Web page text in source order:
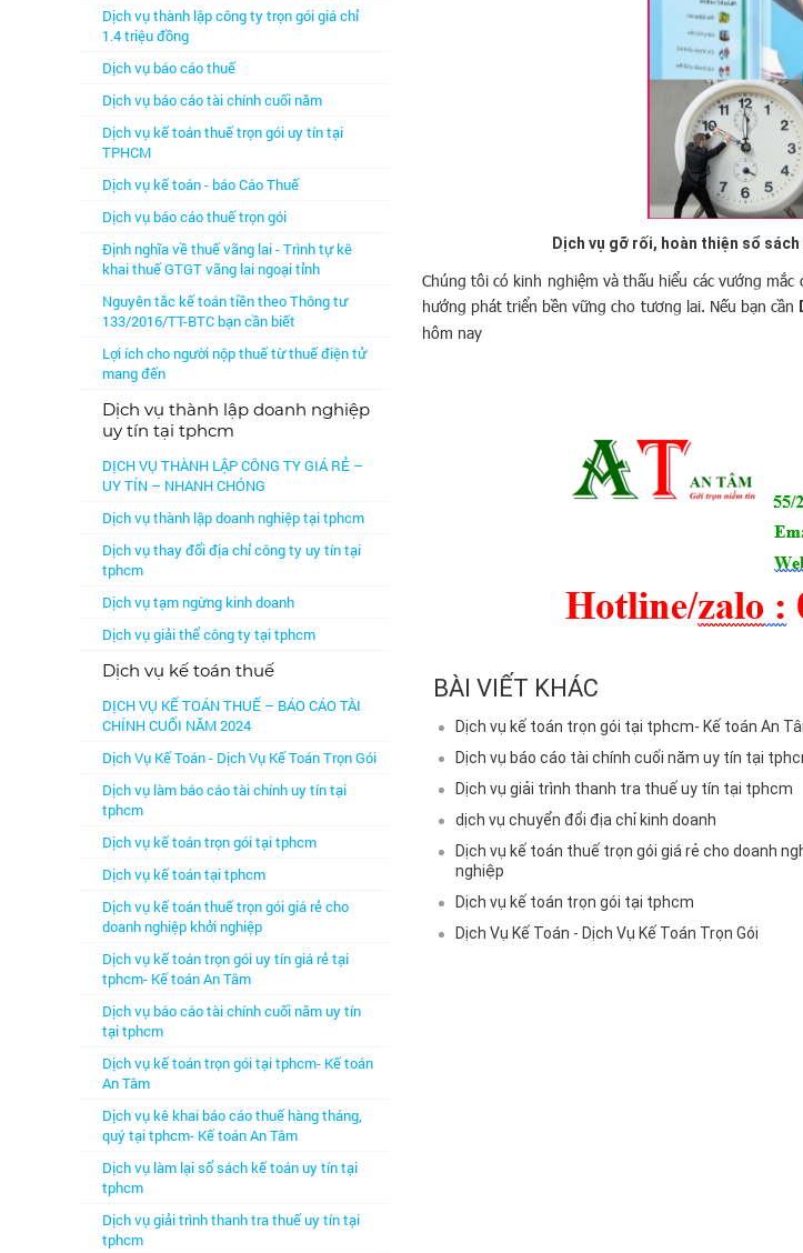
Dịch vụ thành lập công ty trọn gói giá chỉ
1.4 triệu đồng
Dịch vụ báo cáo thuế
Dịch vụ báo cáo tài chính cuối năm
Dịch vụ kế toán thuế trọn gói uy tín tại
TPHCM
Dịch vụ kế toán - báo Cáo Thuế
Dịch vụ báo cáo thuế trọn gói
Định nghĩa về thuế vãng lai - Trình tự kê
khai thuế GTGT vãng lai ngoại tỉnh
Nguyên tắc kế toán tiền theo Thông tư
133/2016/TT-BTC bạn cần biết
Lợi ích cho người nộp thuế từ thuế điện tử
mang đến
Dịch vụ thành lập doanh nghiệp
uy tín tại tphcm
DỊCH VỤ THÀNH LẬP CÔNG TY GIÁ RẺ –
UY TÍN – NHANH CHÓNG
Dịch vụ thành lập doanh nghiệp tại tphcm
Dịch vụ thay đổi địa chỉ công ty uy tín tại
tphcm
Dịch vụ tạm ngừng kinh doanh
Dịch vụ giải thể công ty tại tphcm
Dịch vụ kế toán thuế
DỊCH VỤ KẾ TOÁN THUẾ – BÁO CÁO TÀI
CHÍNH CUỐI NĂM 2024
Dịch Vụ Kế Toán - Dịch Vụ Kế Toán Trọn Gói
Dịch vụ làm báo cáo tài chính uy tín tại
tphcm
Dịch vụ kế toán trọn gói tại tphcm
Dịch vụ kế toán tại tphcm
Dịch vụ kế toán thuế trọn gói giá rẻ cho
doanh nghiệp khởi nghiệp
Dịch vụ kế toán trọn gói uy tín giá rẻ tại
tphcm- Kế toán An Tâm
Dịch vụ báo cáo tài chính cuối năm uy tín
tại tphcm
Dịch vụ kế toán trọn gói tại tphcm- Kế toán
An Tâm
Dịch vụ kê khai báo cáo thuế hàng tháng,
quý tại tphcm- Kế toán An Tâm
Dịch vụ làm lại sổ sách kế toán uy tín tại
tphcm
Dịch vụ giải trình thanh tra thuế uy tín tại
tphcm
Dịch vụ gỡ rối, hoàn thiện sổ
Chúng tôi có kinh nghiệm và thấu hiểu các vướng
hướng phát triển bền vững cho tương lai. Nếu bạn cần
hôm nay
BÀI VIẾT KHÁC
Dịch vụ kế toán trọn gói tại tphcm- Kế toán An
Dịch vụ báo cáo tài chính cuối năm uy tín tại
Dịch vụ giải trình thanh tra thuế uy tín tại tphcm
dịch vụ chuyển đổi địa chỉ kinh doanh
Dịch vụ kế toán thuế trọn gói giá rẻ cho doanh
nghiệp
Dịch vụ kế toán trọn gói tại tphcm
Dịch Vụ Kế Toán - Dịch Vụ Kế Toán Trọn Gói